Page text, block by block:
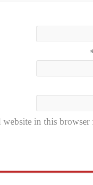
website in this